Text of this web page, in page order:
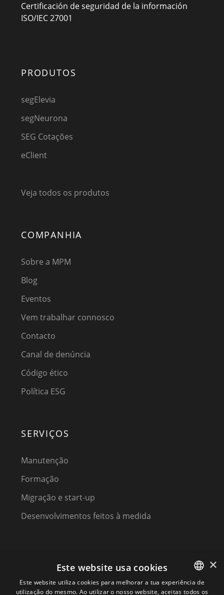
Certificación de seguridad de la información
ISO/IEC 27001
PRODUTOS
segElevia
segNeurona
SEG Cotações
eClient
Veja todos os produtos
COMPANHIA
Sobre a MPM
Blog
Eventos
Vem trabalhar connosco
Contacto
Canal de denúncia
Código ético
Política ESG
SERVIÇOS
Manutenção
Formação
Migração e start-up
Desenvolvimentos feitos à medida
SPANISH
×
Este website usa cookies
Este website utiliza cookies para melhorar a tua experiência de
utilização do mesmo. Ao utilizar o nosso website, aceitas todos os